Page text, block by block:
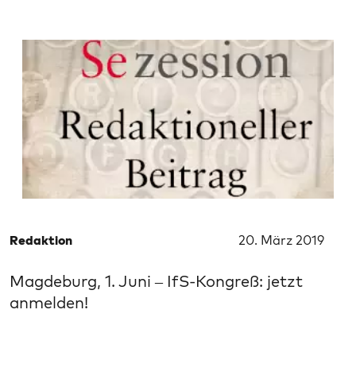
Redaktion 20. März 2019
Magdeburg, 1. Juni – IfS-Kongreß: jetzt
anmelden!